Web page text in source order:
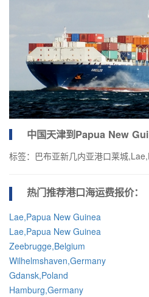
中国天津到Papua New
标签：巴布亚新几内亚港口莱城
热门推荐港口海运费报价：
Lae,Papua New Guinea
Lae,Papua New Guinea
Zeebrugge,Belgium
Wilhelmshaven,Germany
Gdansk,Poland
Hamburg,Germany